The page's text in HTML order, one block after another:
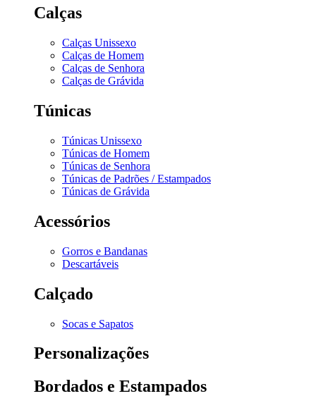
Calças
Calças Unissexo
Calças de Homem
Calças de Senhora
Calças de Grávida
Túnicas
Túnicas Unissexo
Túnicas de Homem
Túnicas de Senhora
Túnicas de Padrões / Estampados
Túnicas de Grávida
Acessórios
Gorros e Bandanas
Descartáveis
Calçado
Socas e Sapatos
Personalizações
Bordados e Estampados